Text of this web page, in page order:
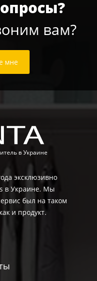
вам?
мне
в Украине
эксклюзивно
в Украине. Мы
был на таком
и продукт.